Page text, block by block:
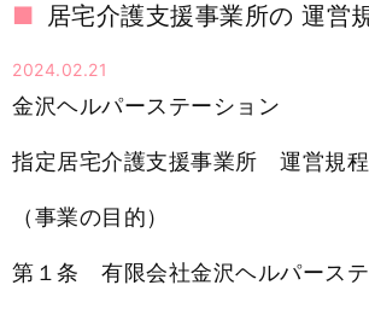
居宅介護支援事業所の 運営
2024.02.21
金沢ヘルパーステーション
指定居宅介護支援事業所 運営規程
（事業の目的）
第１条 有限会社金沢ヘルパース